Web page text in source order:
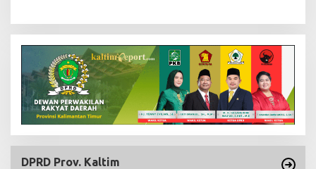
DPRD Prov. Kaltim